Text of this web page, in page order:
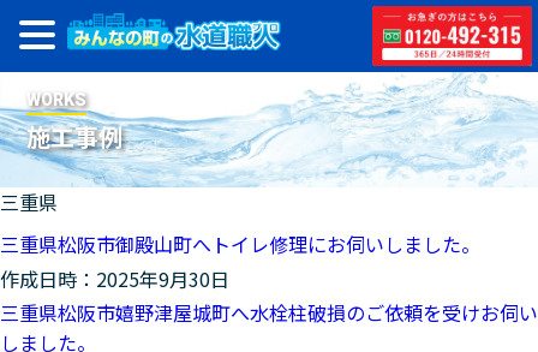
WORKS
施工事例
三重県
三重県松阪市御殿山町へトイレ修理にお伺いしました。
作成日時：2025年9月30日
三重県松阪市嬉野津屋城町へ水栓柱破損のご依頼を受けお伺い
しました。